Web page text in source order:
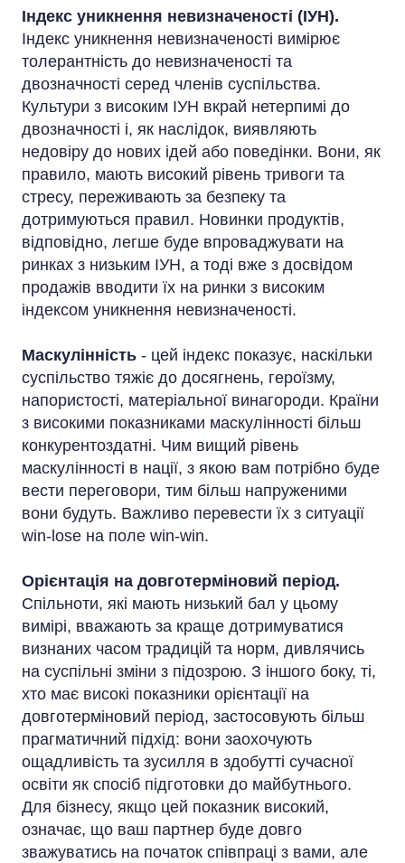
Індекс уникнення невизначеності (ІУН).
Індекс уникнення невизначеності вимірює
толерантність до невизначеності та
двозначності серед членів суспільства.
Культури з високим ІУН вкрай нетерпимі до
двозначності і, як наслідок, виявляють
недовіру до нових ідей або поведінки. Вони, як
правило, мають високий рівень тривоги та
стресу, переживають за безпеку та
дотримуються правил. Новинки продуктів,
відповідно, легше буде впроваджувати на
ринках з низьким ІУН, а тоді вже з досвідом
продажів вводити їх на ринки з високим
індексом уникнення невизначеності.
Маскулінність - цей індекс показує, наскільки
суспільство тяжіє до досягнень, героїзму,
напористості, матеріальної винагороди. Країни
з високими показниками маскулінності більш
конкурентоздатні. Чим вищий рівень
маскулінності в нації, з якою вам потрібно буде
вести переговори, тим більш напруженими
вони будуть. Важливо перевести їх з ситуації
win-lose на поле win-win.
Орієнтація на довготерміновий період.
Спільноти, які мають низький бал у цьому
вимірі, вважають за краще дотримуватися
визнаних часом традицій та норм, дивлячись
на суспільні зміни з підозрою. З іншого боку, ті,
хто має високі показники орієнтації на
довготерміновий період, застосовують більш
прагматичний підхід: вони заохочують
ощадливість та зусилля в здобутті сучасної
освіти як спосіб підготовки до майбутнього.
Для бізнесу, якщо цей показник високий,
означає, що ваш партнер буде довго
зважуватись на початок співпраці з вами, але